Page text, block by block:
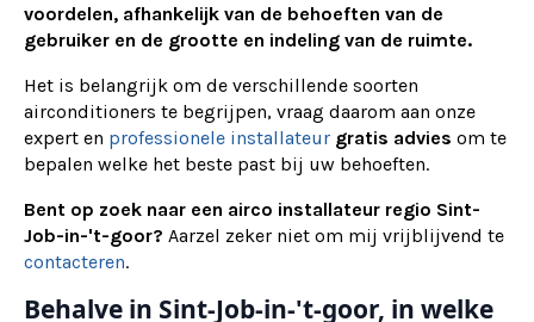
voordelen, afhankelijk van de behoeften van de
gebruiker en de grootte en indeling van de ruimte.
Het is belangrijk om de verschillende soorten
airconditioners te begrijpen, vraag daarom aan onze
expert en professionele installateur gratis advies om te
bepalen welke het beste past bij uw behoeften.
Bent op zoek naar een airco installateur regio Sint-
Job-in-'t-goor? Aarzel zeker niet om mij vrijblijvend te
contacteren.
Behalve in Sint-Job-in-'t-goor, in welke